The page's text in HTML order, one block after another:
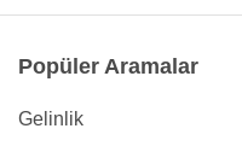
Popüler Aramalar
Gelinlik